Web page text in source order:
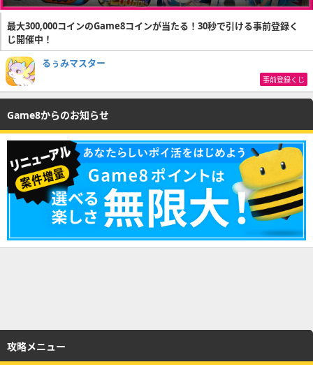
最大300,000コインのGame8コインが当たる！30秒で引ける事前登録く
じ開催中！
るぅみマスター
事前登録くじ
Game8からのお知らせ
攻略メニュー